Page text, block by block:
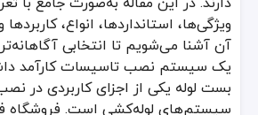
قیمت بست لوله به عوامل متعددی مانند
بست چیست؟
بست در ساده‌ترین تعریف، ابزاری برای
ویژگی‌ها، استانداردها، انواع،
آن آشنا می‌شویم تا انتخابی
یک سیستم نصب تاسیسات کارآمد
بست لوله یکی از اجزای کاربردی در
سیستم‌های لوله‌کشی است. فروشگاه